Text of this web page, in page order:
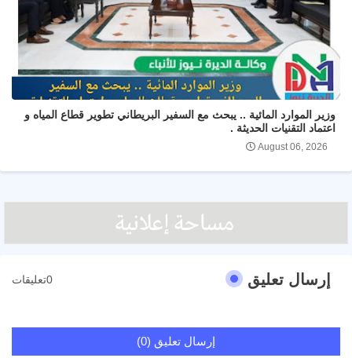
وزير الموارد المائية .. يبحث مع السفير البريطاني تطوير قطاع المياه و
اعتماد التقنيات الحديثة .
August 06, 2026
إرسال تعليق 0تعليقات
إرسال تعليق (0)